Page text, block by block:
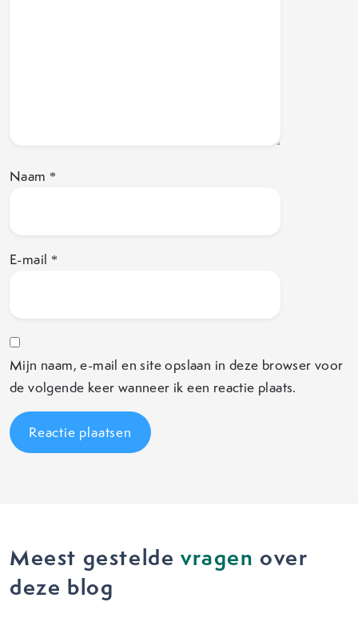
Naam *
E-mail *
Mijn naam, e-mail en site opslaan in deze browser voor
de volgende keer wanneer ik een reactie plaats.
Meest gesteldevragen over
deze blog